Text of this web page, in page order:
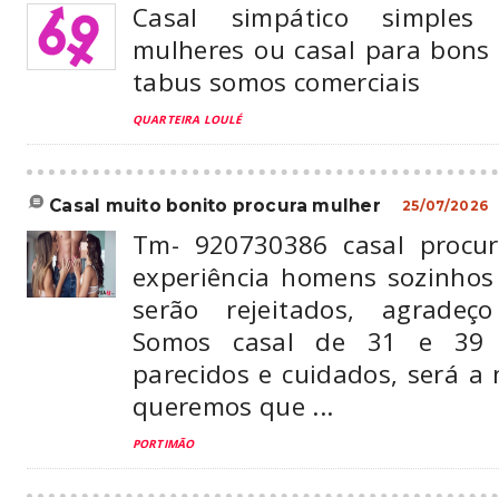
Casal simpático simples
mulheres ou casal para
tabus somos comerciais
QUARTEIRA LOULÉ
casal muito bonito procura mulher 25/07/2026
Tm- 920730386 casal
experiência homens
serão rejeitados,
Somos casal de 31 e
parecidos e cuidados, será a
queremos que ...
PORTIMÃO